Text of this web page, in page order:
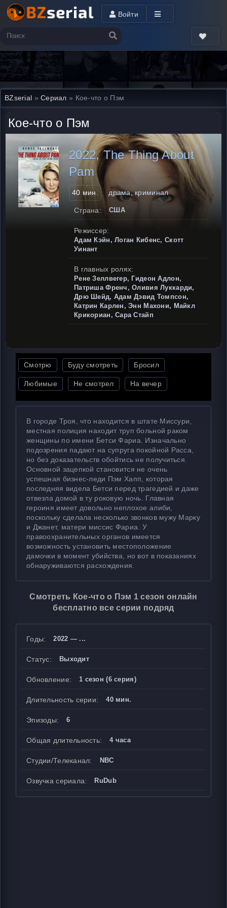
Войти
BZserial »Сериал » Кое-что о Пэм
Кое-что о Пэм
2022, The Thing About
Pam
40 мин. драма, криминал
Страна: США
Режиссер:
Адам Кэйн, Логан Кибенс, Скотт
Уинант
В главных ролях:
Рене Зеллвегер, Гидеон Адлон,
Патриша Френч, Оливия Луккарди,
Дрю Шейд, Адам Дэвид Томпсон,
Катрин Карлен, Энн Махони, Майкл
Крикориан, Сара Стайп
Смотрю Буду смотреть Бросил
Любимые Не смотрел На вечер
В городе Троя, что находится в штате Миссури,
местная полиция находит труп больной раком
женщины по имени Бетси Фариа. Изначально
подозрения падают на супруга покойной Расса,
но без доказательств обойтись не получиться.
Основной зацепкой становится не очень
успешная бизнес-леди Пэм Хапп, которая
последняя видела Бетси перед трагедией и даже
отвезла домой в ту роковую ночь. Главная
героиня имеет довольно неплохое алиби,
поскольку сделала несколько звонков мужу Марку
и Джанет, матери миссис Фариа. У
правоохранительных органов имеется
возможность установить местоположение
дамочки в момент убийства, но вот в показаниях
обнаруживаются расхождения.
Смотреть Кое-что о Пэм 1 сезон онлайн
бесплатно все серии подряд
Годы: 2022 — ...
Статус: Выходит
Обновление: 1 сезон (6 серия)
Длительность серии: 40 мин.
Эпизоды: 6
Общая длительность: 4 часа
Студии/Телеканал: NBC
Озвучка сериала: RuDub